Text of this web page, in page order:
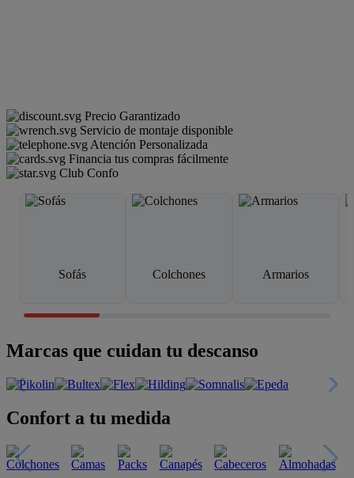
Precio Garantizado
Servicio de montaje disponible
Atención Personalizada
Financia tus compras fácilmente
Club Confo
Sofás Colchones Armarios
Marcas que cuidan tu descanso
Confort a tu medida